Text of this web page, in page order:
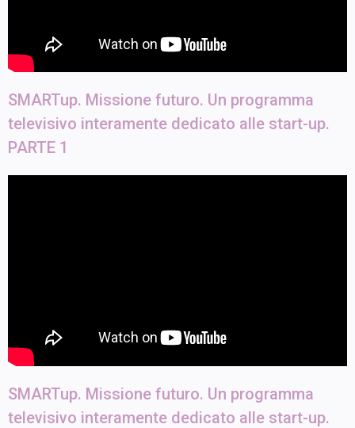
SMARTup. Missione futuro. Un programma
televisivo interamente dedicato alle start-up.
PARTE 1
SMARTup. Missione futuro. Un programma
televisivo interamente dedicato alle start-up.